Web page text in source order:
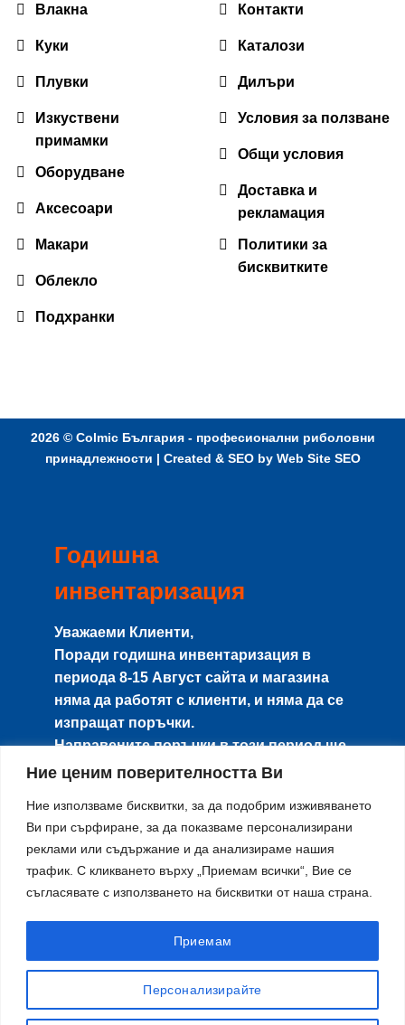
Ние ценим поверителността Ви
Ние използваме бисквитки, за да подобрим изживяването
Ви при сърфиране, за да показваме персонализирани
реклами или съдържание и да анализираме нашия
трафик. С кликването върху „Приемам всички“, Вие се
съгласявате с използването на бисквитки от наша страна.
Персонализирайте
Приемам
Влакна
Куки
Плувки
Изкуствени
примамки
Оборудване
Аксесоари
Макари
Облекло
Подхранки
Контакти
Каталози
Дилъри
Условия за ползване
Общи условия
Доставка и
рекламация
Политики за
бисквитките
2026 © Colmic България - професионални риболовни
принадлежности | Created & SEO by Web Site SEO
Годишна
инвентаризация
Уважаеми Клиенти,
Поради годишна инвентаризация в
периода 8-15 Август сайта и магазина
няма да работят с клиенти, и няма да се
изпращат поръчки.
Направените поръчки в този период ще
се изпращат от17-ти Август по реда на
Благодарим за разбирането и се
извиняваме за причиненото
неудобство!
X